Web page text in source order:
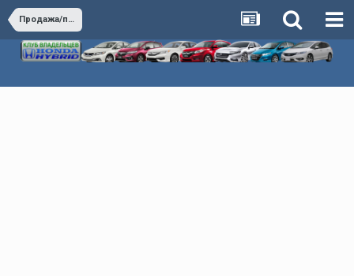
Продажа/покупка автомобилей Honda Hybrid